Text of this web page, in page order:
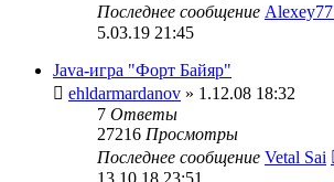
Последнее сообщение
5.03.19 21:45
Java-игра "Форт Байяр"
ehldarmardanov » 1.12.08 18:32
7 Ответы
27216 Просмотры
Последнее сообщение Vetal Sai
13.10.18 23:51